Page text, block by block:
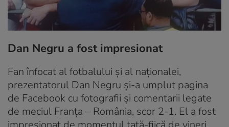
Dan Negru a fost impresionat
Fan înfocat al fotbalului și al naționalei,
prezentatorul Dan Negru și-a umplut pagina
de Facebook cu fotografii și comentarii legate
de meciul Franța – România, scor 2-1. El a fost